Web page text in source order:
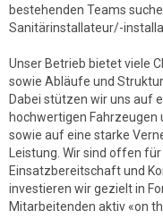
bestehenden Teams
Sanitärinstallateur/-
Unser Betrieb bietet viele
sowie Abläufe und
Dabei stützen wir uns auf
hochwertigen
sowie auf eine starke
Leistung. Wir sind offen
Einsatzbereitschaft und
investieren wir gezielt in
Mitarbeitenden aktiv «on